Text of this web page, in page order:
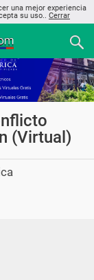
una mejor experiencia
su uso.. Cerrar
(Virtual)